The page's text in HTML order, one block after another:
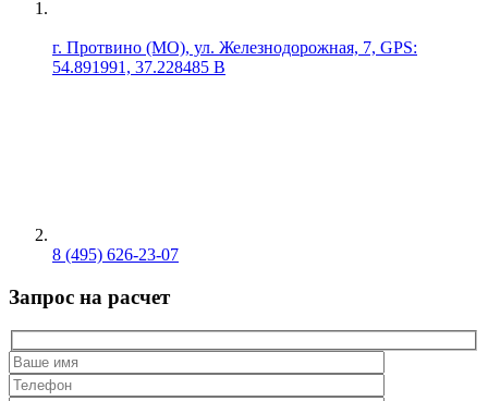
г. Протвино (МО), ул. Железнодорожная, 7, GPS:
54.891991, 37.228485 В
8 (495) 626-23-07
Запрос на расчет